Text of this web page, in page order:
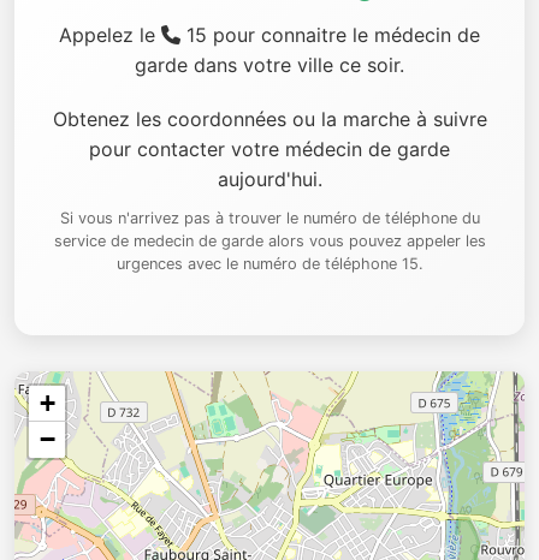
Appelez le
15 pour connaitre le médecin de
garde dans votre ville ce soir.
Obtenez les coordonnées ou la marche à suivre
pour contacter votre médecin de garde
aujourd'hui.
Si vous n'arrivez pas à trouver le numéro de téléphone du
service de medecin de garde alors vous pouvez appeler les
urgences avec le numéro de téléphone 15.
+
−